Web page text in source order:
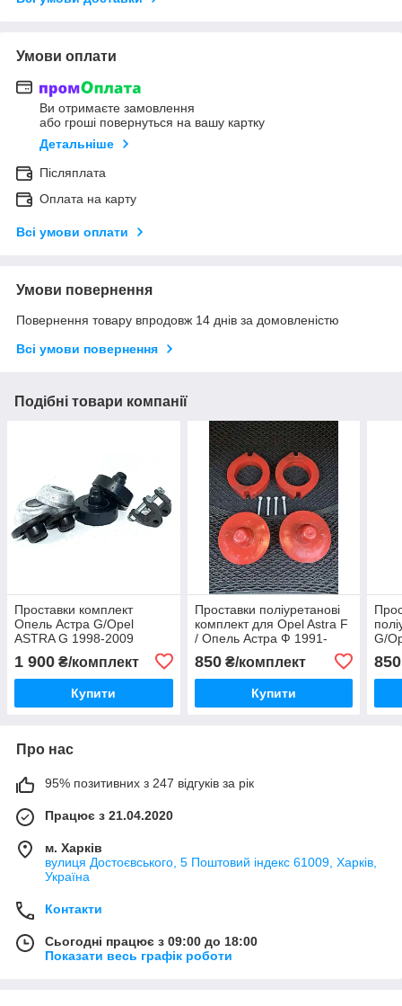
Умови оплати
Ви отримаєте замовлення
або гроші повернуться на вашу картку
Детальніше
Післяплата
Оплата на карту
Всі умови оплати
Умови повернення
Повернення товару впродовж 14 днів за домовленістю
Всі умови повернення
Подібні товари компанії
Проставки комплект
Опель Астра G/Opel
ASTRA G 1998-2009
1 900 ₴/комплект
Купити
Проставки поліуретанові
комплект для Opel Astra F
/ Опель Астра Ф 1991-
850₴/комплект
Купити
G/
850
Про нас
95% позитивних з 247 відгуків за рік
Працює з 21.04.2020
м. Харків
вулиця Достоєвського, 5 Поштовий індекс 61009, Харків,
Україна
Контакти
Сьогодні працює з 09:00 до 18:00
Показати весь графік роботи